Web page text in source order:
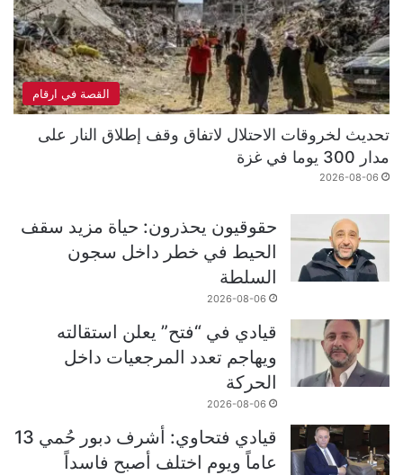
القصة في ارقام
تحديث لخروقات الاحتلال لاتفاق وقف إطلاق النار على
مدار 300 يوما في غزة
2026-08-06
حقوقيون يحذرون: حياة مزيد سقف
الحيط في خطر داخل سجون
السلطة
2026-08-06
قيادي في “فتح” يعلن استقالته
ويهاجم تعدد المرجعيات داخل
الحركة
2026-08-06
قيادي فتحاوي: أشرف دبور حُمي 13
عاماً ويوم اختلف أصبح فاسداً